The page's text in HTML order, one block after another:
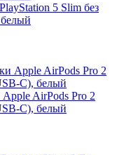
5 Slim без
AirPods Pro 2
C), белый